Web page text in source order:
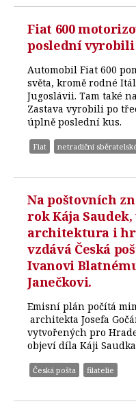
Fiat 600
poslední vyrobili
Automobil Fiat 600
světa, kromě rodné
Jugoslávii. Tam také
Zastava vyrobili po
úplně poslední kus.
Fiat netradiční
Na poštovních
rok Kája
architektura i
vzdává Česká
Ivanovi
Janečkovi.
Emisní plán počítá
architekta Josefa
vytvořených pro
objeví díla Káji
Česká pošta filatelie